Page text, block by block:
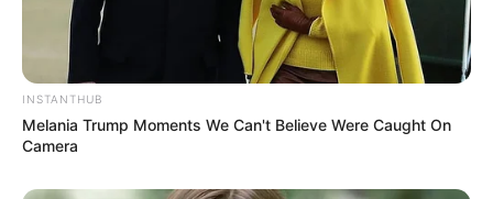
00:02 / 07 Avqust 2026
INSTANTHUB
Melania Trump Moments We Can't Believe Were Caught On
Camera